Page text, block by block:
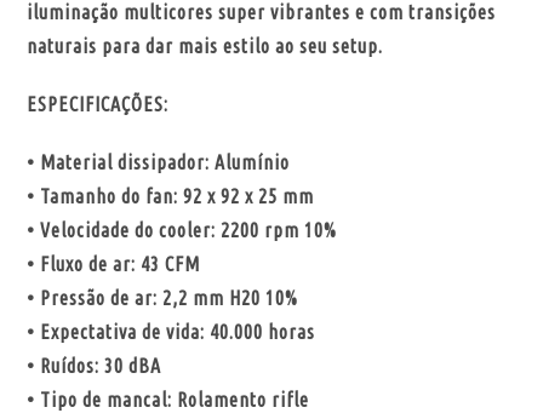
iluminação multicores super vibrantes e com transições
naturais para dar mais estilo ao seu setup.
ESPECIFICAÇÕES:
• Material dissipador: Alumínio
• Tamanho do fan: 92 x 92 x 25 mm
• Velocidade do cooler: 2200 rpm 10%
• Fluxo de ar: 43 CFM
• Pressão de ar: 2,2 mm H20 10%
• Expectativa de vida: 40.000 horas
• Ruídos: 30 dBA
• Tipo de mancal: Rolamento rifle